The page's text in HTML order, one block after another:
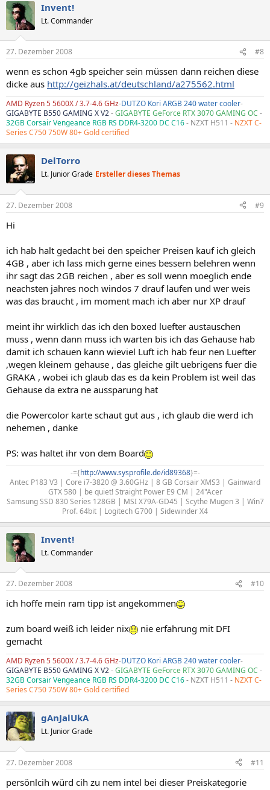
Invent!
Lt. Commander
27. Dezember 2008 #8
wenn es schon 4gb speicher sein müssen dann reichen diese
dicke aus http://geizhals.at/deutschland/a275562.html
AMD Ryzen 5 5600X / 3.7-4.6 GHz-DUTZO Kori ARGB 240 water cooler-
GIGABYTE B550 GAMING X V2-GIGABYTE GeForce RTX 3070 GAMING OC -
32GB Corsair Vengeance RGB RS DDR4-3200 DC C16- NZXT H511 - NZXT C-
Series C750 750W 80+ Gold certified
DelTorro
Lt. Junior Grade Ersteller dieses Themas
27. Dezember 2008 #9
Hi
ich hab halt gedacht bei den speicher Preisen kauf ich gleich
4GB , aber ich lass mich gerne eines bessern belehren wenn
ihr sagt das 2GB reichen , aber es soll wenn moeglich ende
neachsten jahres noch windos 7 drauf laufen und wer weis
was das braucht , im moment mach ich aber nur XP drauf
meint ihr wirklich das ich den boxed luefter austauschen
muss , wenn dann muss ich warten bis ich das Gehause hab
damit ich schauen kann wieviel Luft ich hab feur nen Luefter
,wegen kleinem gehause , das gleiche gilt uebrigens fuer die
GRAKA , wobei ich glaub das es da kein Problem ist weil das
Gehause da extra ne aussparung hat
die Powercolor karte schaut gut aus , ich glaub die werd ich
nehemen , danke
PS: was haltet ihr von dem Board
-={http://www.sysprofile.de/id89368}=-​
Antec P183 V3 | Core i7-3820 @ 3.60GHz | 8 GB Corsair XMS3 | Gainward
GTX 580 | be quiet! Straight Power E9 CM | 24"Acer
Samsung SSD 830 Series 128GB | MSI X79A-GD45 | Scythe Mugen 3 | Win7
Prof. 64bit | Logitech G700 | Sidewinder X4​
Invent!
Lt. Commander
27. Dezember 2008 #10
ich hoffe mein ram tipp ist angekommen
zum board weiß ich leider nix
nie erfahrung mit DFI
gemacht
AMD Ryzen 5 5600X / 3.7-4.6 GHz-DUTZO Kori ARGB 240 water cooler-
GIGABYTE B550 GAMING X V2-GIGABYTE GeForce RTX 3070 GAMING OC -
32GB Corsair Vengeance RGB RS DDR4-3200 DC C16- NZXT H511 - NZXT C-
Series C750 750W 80+ Gold certified
gAnJalUkA
Lt. Junior Grade
27. Dezember 2008 #11
persönlcih würd cih zu nem intel bei dieser Preiskategorie